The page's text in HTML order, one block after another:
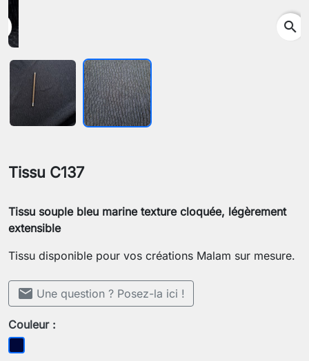
search
Tissu C137
Tissu souple bleu marine texture cloquée, légèrement
extensible
Tissu disponible pour vos créations Malam sur mesure.
mail Une question ? Posez-la ici !
Couleur :
Bleu foncé